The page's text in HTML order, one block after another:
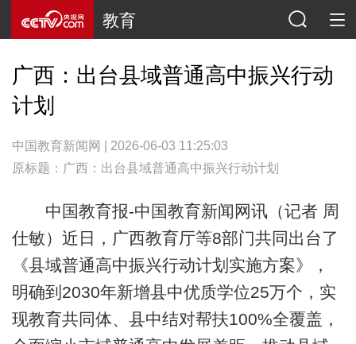
教育
广西：出台县域普通高中振兴行动
计划
中国教育新闻网 | 2026-06-03 11:25:03
原标题：广西：出台县域普通高中振兴行动计划
中国教育报-中国教育新闻网讯（记者 周
仕敏）近日，广西教育厅等8部门共同出台了
《县域普通高中振兴行动计划实施方案》，
明确到2030年新增县中优质学位25万个，实
现教育共同体、县中结对帮扶100%全覆盖，